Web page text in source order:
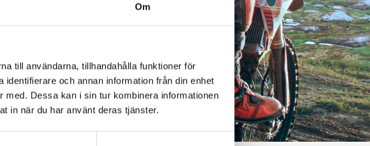
Om
till användarna, tillhandahålla funktioner för
och annan information från din enhet
Dessa kan i sin tur kombinera informationen
in när du har använt deras tjänster.